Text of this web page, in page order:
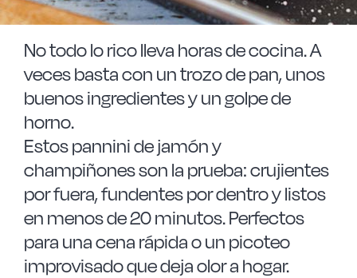
Contacto
No todo lo rico lleva horas de cocina. A
veces basta con un trozo de pan, unos
buenos ingredientes y un golpe de
horno.
Estos pannini de jamón y
champiñones son la prueba: crujientes
por fuera, fundentes por dentro y listos
en menos de 20 minutos. Perfectos
para una cena rápida o un picoteo
improvisado que deja olor a hogar.